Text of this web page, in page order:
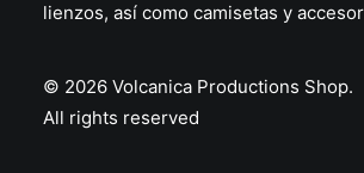
lienzos, así como camisetas y
© 2026 Volcanica Productions Shop.
All rights reserved